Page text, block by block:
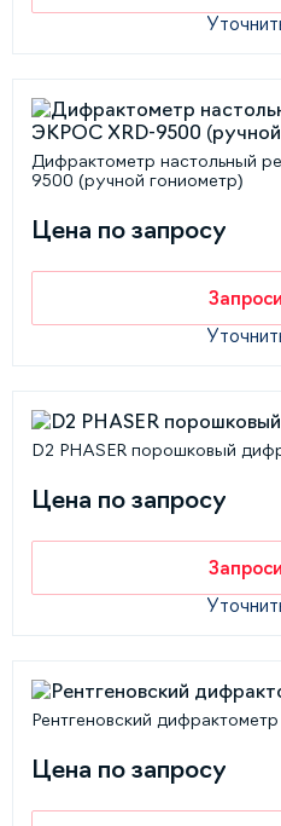
Дифрактометр настольный
9500 (ручной гониометр)
Цена по запросу
D2 PHASER порошковый
Цена по запросу
Рентгеновский
Цена по запросу